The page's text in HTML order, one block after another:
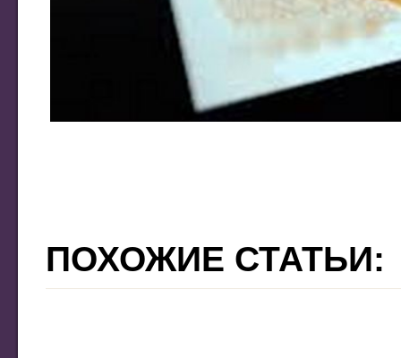
ПОХОЖИЕ СТАТЬИ: